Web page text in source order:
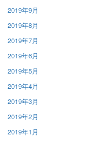
2019年9月
2019年8月
2019年7月
2019年6月
2019年5月
2019年4月
2019年3月
2019年2月
2019年1月